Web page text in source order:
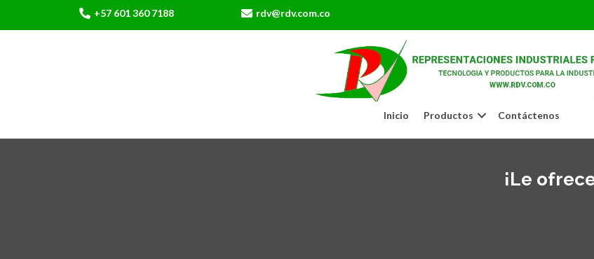
+57 601 360 7188 rdv@rdv.com.co
Inicio Productos Contáctenos
¡Le